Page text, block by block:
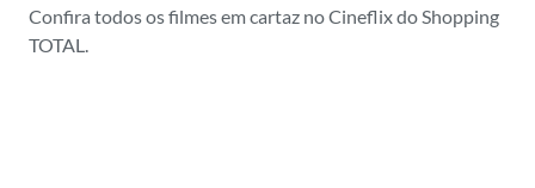
Confira todos os filmes em cartaz no Cineflix do Shopping
TOTAL.